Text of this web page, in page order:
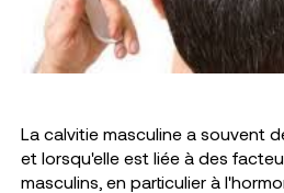
La calvitie masculine a souvent
et lorsqu'elle est liée à des
masculins, en particulier à